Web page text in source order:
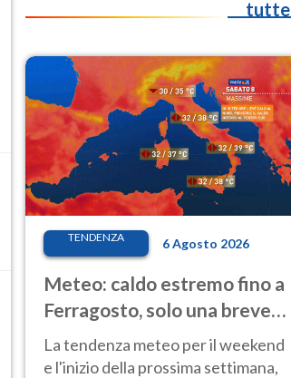
tutte
TENDENZA 6 Agosto 2026
Meteo: caldo estremo fino a
Ferragosto, solo una breve
pausa. Ecco dove
La tendenza meteo per il weekend
e l'inizio della prossima settimana,